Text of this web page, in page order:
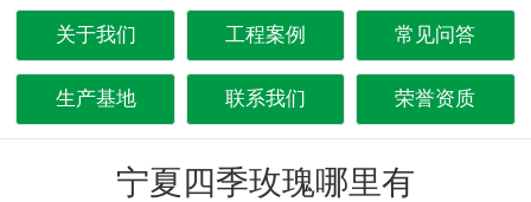
关于我们 工程案例 常见问答
生产基地 联系我们 荣誉资质
宁夏四季玫瑰哪里有